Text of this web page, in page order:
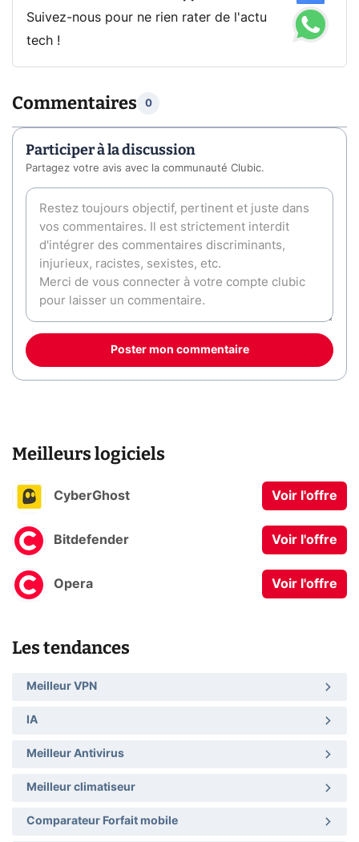
Suivez-nous pour ne rien rater de l'actu
tech !
Commentaires 0
Participer à la discussion
Partagez votre avis avec la communauté Clubic.
Poster mon commentaire
Meilleurs logiciels
CyberGhost Voir l'offre
Bitdefender Voir l'offre
Opera Voir l'offre
Les tendances
Meilleur VPN
IA
Meilleur Antivirus
Meilleur climatiseur
Comparateur Forfait mobile